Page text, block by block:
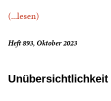
(...lesen)
Heft 893, Oktober 2023
Unübersichtlichkeit